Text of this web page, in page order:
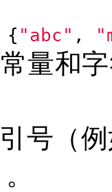
{ "abc" ,
量和
号（